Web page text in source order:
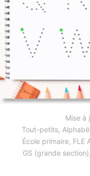
Mise à
Tout-petits,
École primaire, FLE
GS (grande section)